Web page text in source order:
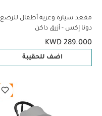
مقعد سيارة وعربة أطفال للرضع
دونا إكس - أزرق داكن
KWD 289.000
اضف للحقيبة